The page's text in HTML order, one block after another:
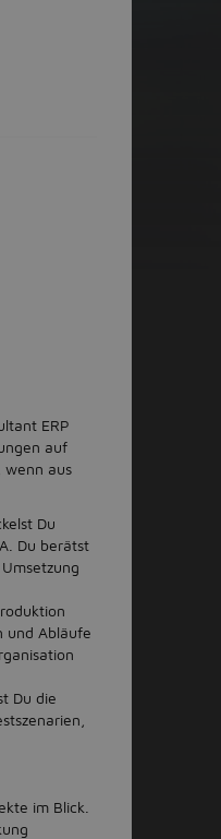
ERP
auf
wenn aus
Du
Du berätst
und Abläufe
Du die
im Blick.